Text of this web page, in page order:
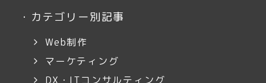
・ カテゴリー別記事
Web制作
マーケティング
DX・ITコンサルティング